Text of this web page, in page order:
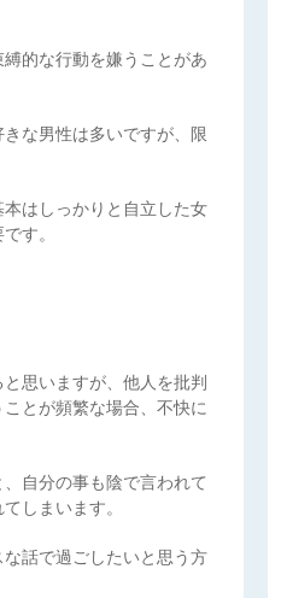
的な行動を嫌うことがあ
な男性は多いですが、限
はしっかりと自立した女
す。
思いますが、他人を批判
とが頻繁な場合、不快に
自分の事も陰で言われて
しまいます。
話で過ごしたいと思う方